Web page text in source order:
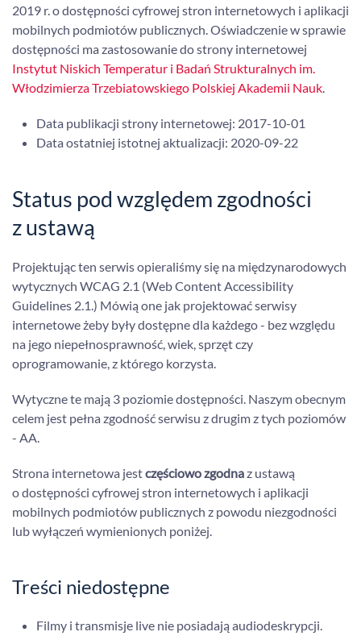
2019 r. o dostępności cyfrowej stron internetowych i aplikacji
mobilnych podmiotów publicznych. Oświadczenie w sprawie
dostępności ma zastosowanie do strony internetowej
Instytut Niskich Temperatur i Badań Strukturalnych im.
Włodzimierza Trzebiatowskiego Polskiej Akademii Nauk.
Data publikacji strony internetowej: 2017-10-01
Data ostatniej istotnej aktualizacji: 2020-09-22
Status pod względem zgodności
z ustawą
Projektując ten serwis opieraliśmy się na międzynarodowych
wytycznych WCAG 2.1 (Web Content Accessibility
Guidelines 2.1.) Mówią one jak projektować serwisy
internetowe żeby były dostępne dla każdego - bez względu
na jego niepełnosprawność, wiek, sprzęt czy
oprogramowanie, z którego korzysta.
Wytyczne te mają 3 poziomie dostępności. Naszym obecnym
celem jest pełna zgodność serwisu z drugim z tych poziomów
- AA.
Strona internetowa jestczęściowo zgodnaz ustawą
o dostępności cyfrowej stron internetowych i aplikacji
mobilnych podmiotów publicznych z powodu niezgodności
lub wyłączeń wymienionych poniżej.
Treści niedostępne
Filmy i transmisje live nie posiadają audiodeskrypcji.